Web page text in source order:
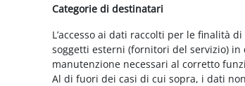
Categorie di destinatari
L’accesso ai dati raccolti per le finalità
soggetti esterni (fornitori del servizio)
manutenzione necessari al corretto
Al di fuori dei casi di cui sopra, i dati